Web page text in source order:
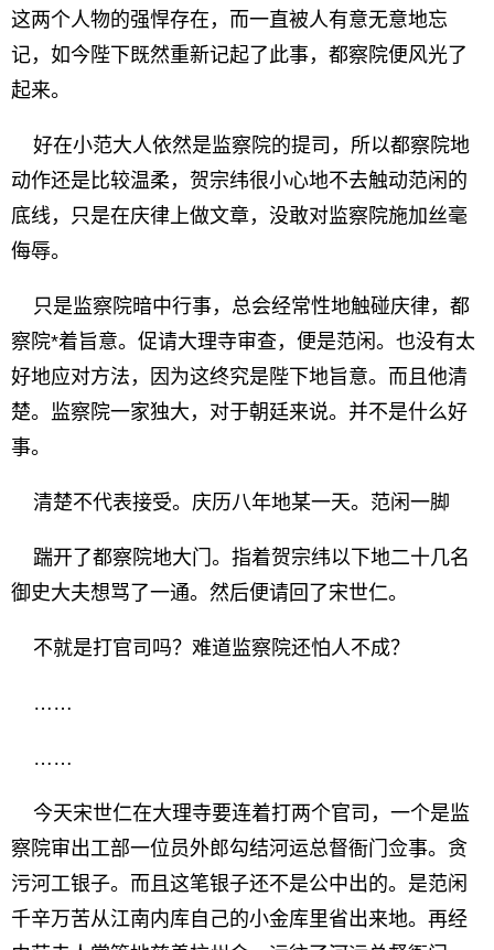
这两个人物的强悍存在，而一直被人有意无意地忘
记，如今陛下既然重新记起了此事，都察院便风光了
起来。
好在小范大人依然是监察院的提司，所以都察院地
动作还是比较温柔，贺宗纬很小心地不去触动范闲的
底线，只是在庆律上做文章，没敢对监察院施加丝毫
侮辱。
只是监察院暗中行事，总会经常性地触碰庆律，都
察院*着旨意。促请大理寺审查，便是范闲。也没有太
好地应对方法，因为这终究是陛下地旨意。而且他清
楚。监察院一家独大，对于朝廷来说。并不是什么好
事。
清楚不代表接受。庆历八年地某一天。范闲一脚
踹开了都察院地大门。指着贺宗纬以下地二十几名
御史大夫想骂了一通。然后便请回了宋世仁。
不就是打官司吗？难道监察院还怕人不成？
……
……
今天宋世仁在大理寺要连着打两个官司，一个是监
察院审出工部一位员外郎勾结河运总督衙门佥事。贪
污河工银子。而且这笔银子还不是公中出的。是范闲
千辛万苦从江南内库自己的小金库里省出来地。再经